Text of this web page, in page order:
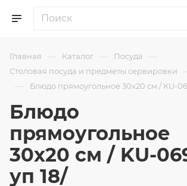
Главная — Каталог — Посуда —
Столовая посуда и предметы сервировки
— Блюдо прямоугольное 30х20 см / KU-
Блюдо
прямоугольное
30х20 см / KU-
уп 18/